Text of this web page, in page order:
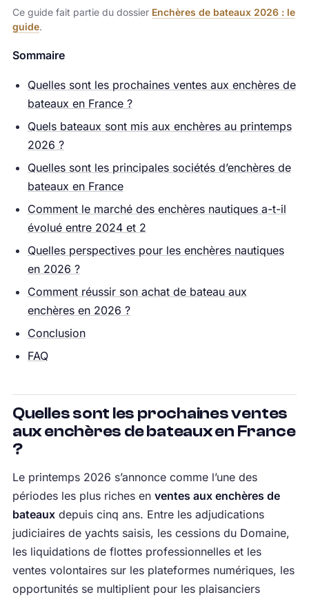
Ce guide fait partie du dossier Enchères de bateaux 2026 : le
guide.
Sommaire
Quelles sont les prochaines ventes aux enchères de
bateaux en France ?
Quels bateaux sont mis aux enchères au printemps
2026 ?
Quelles sont les principales sociétés d’enchères de
bateaux en France
Comment le marché des enchères nautiques a-t-il
évolué entre 2024 et 2
Quelles perspectives pour les enchères nautiques
en 2026 ?
Comment réussir son achat de bateau aux
enchères en 2026 ?
Conclusion
FAQ
Quelles sont les prochaines ventes
aux enchères de bateaux en France
?
Le printemps 2026 s’annonce comme l’une des
périodes les plus riches en ventes aux enchères de
bateauxdepuis cinq ans. Entre les adjudications
judiciaires de yachts saisis, les cessions du Domaine,
les liquidations de flottes professionnelles et les
ventes volontaires sur les plateformes numériques, les
opportunités se multiplient pour les plaisanciers